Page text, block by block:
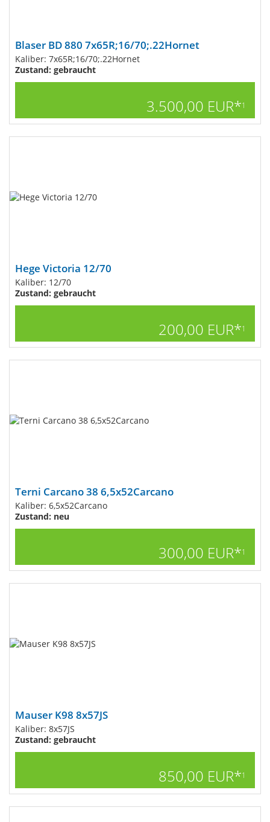
Blaser BD 880 7x65R;16/70;.22Hornet
Kaliber: 7x65R;16/70;.22Hornet
Zustand: gebraucht
3.500,00 EUR*1
Hege Victoria 12/70
Kaliber: 12/70
Zustand: gebraucht
200,00 EUR*1
Terni Carcano 38 6,5x52Carcano
Kaliber: 6,5x52Carcano
Zustand: neu
300,00 EUR*1
Mauser K98 8x57JS
Kaliber: 8x57JS
Zustand: gebraucht
850,00 EUR*1